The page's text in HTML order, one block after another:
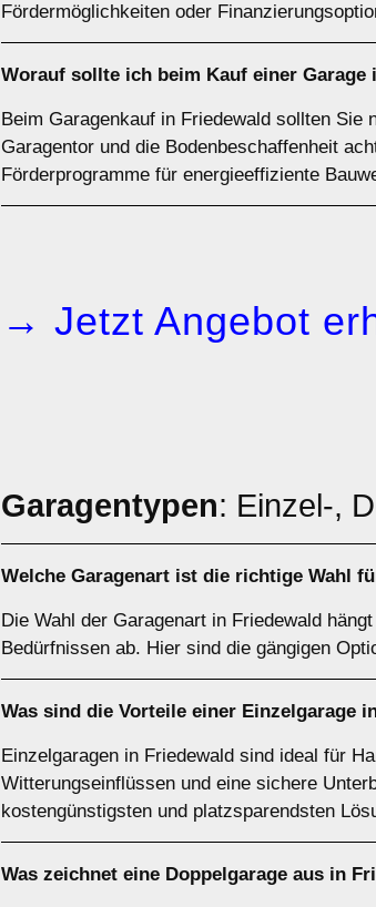
Fördermöglichkeiten oder
Worauf sollte ich beim Kauf einer Garage
Beim Garagenkauf in Friedewald sollten Sie
Garagentor und die Bodenbeschaffenheit
Förderprogramme für energieeffiziente
→ Jetzt Angebot
Garagentypen: Einzel-,
Welche Garagenart ist die richtige Wahl
Die Wahl der Garagenart in Friedewald
Bedürfnissen ab. Hier sind die gängigen
Was sind die Vorteile einer Einzelgarage
Einzelgaragen in Friedewald sind ideal für
Witterungseinflüssen und eine sichere
kostengünstigsten und platzsparendsten
Was zeichnet eine Doppelgarage aus in